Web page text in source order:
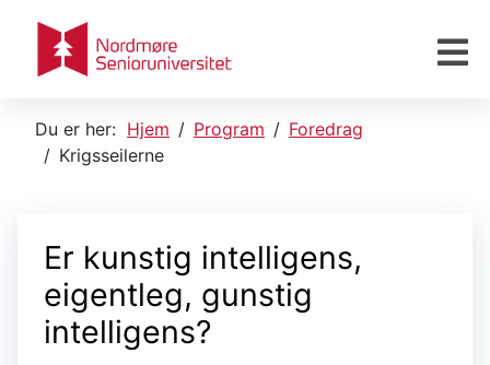
Du er her: Hjem Program
Foredrag
Krigsseilerne
Er kunstig intelligens,
eigentleg, gunstig
intelligens?